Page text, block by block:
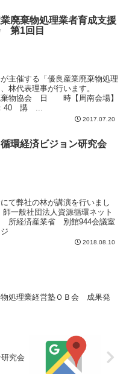
廃棄物処理業者育成支援
第1回目
主催する「優良産業廃棄物処理
、林代表理事が行います。
物協会 日 時【周南会場】
：40 講 ...
2017.07.20
環経済ビジョン研究会
て弊社の林が講演を行いまし
社団法人資源循環ネット
済産業省 別館944会議室
2018.08.10
物処理業経営塾ＯＢ会 成果発
究会